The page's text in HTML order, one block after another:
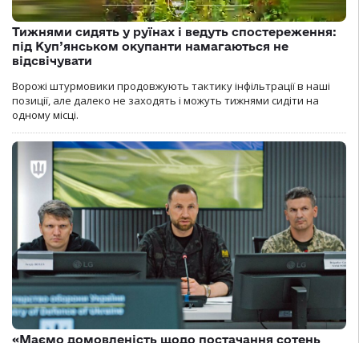
Тижнями сидять у руїнах і ведуть спостереження:
під Куп’янськом окупанти намагаються не
відсвічувати
Ворожі штурмовики продовжують тактику інфільтрації в наші
позиції, але далеко не заходять і можуть тижнями сидіти на
одному місці.
«Маємо домовленість щодо постачання сотень